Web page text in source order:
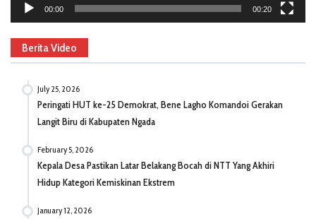
00:00 00:20
Berita Video
July 25, 2026
Peringati HUT ke-25 Demokrat, Bene Lagho Komandoi Gerakan
Langit Biru di Kabupaten Ngada
February 5, 2026
Kepala Desa Pastikan Latar Belakang Bocah di NTT Yang Akhiri
Hidup Kategori Kemiskinan Ekstrem
January 12, 2026